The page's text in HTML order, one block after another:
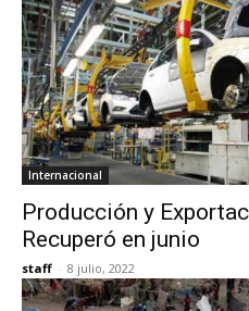
Internacional
Producción y
Recuperó en junio
staff - 8 julio, 2022